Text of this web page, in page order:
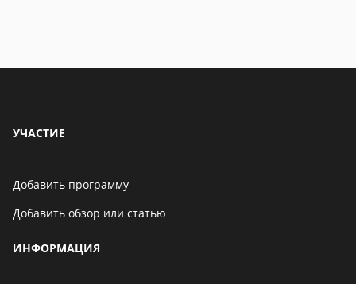
УЧАСТИЕ
Добавить программу
Добавить обзор или статью
ИНФОРМАЦИЯ